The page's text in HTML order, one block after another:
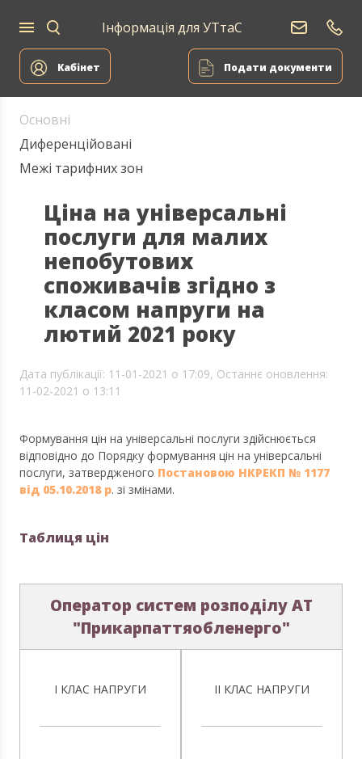
Кабінет Подати документи
Інформація для УТтаС
Електропостачання
Основні
Диференційовані
Межі тарифних зон
Ціна на універсальні
послуги для малих
непобутових
споживачів згідно з
класом напруги на
лютий 2021 року
Дата публікації: 11-01-2021 о 17:09, Останнє оновлення:
11-02-2021 о 13:11
Формування цін на універсальні послуги здійснюється
відповідно до Порядку формування цін на універсальні
послуги, затвердженого Постановою НКРЕКП № 1177
від 05.10.2018 р. зі змінами.
Таблиця цін
Оператор систем розподілу АТ
"Прикарпаттяобленерго"
І КЛАС НАПРУГИ ІІ КЛАС НАПРУГИ